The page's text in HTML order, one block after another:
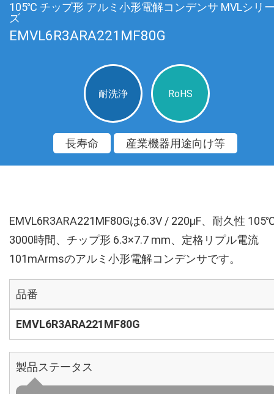
105℃ チップ形 アルミ小形電解コンデンサ MVLシリ
ズ
EMVL6R3ARA221MF80G
耐洗浄 RoHS
長寿命 産業機器用途向け等
EMVL6R3ARA221MF80Gは6.3V / 220µF、耐久性
3000時間、チップ形 6.3×7.7 mm、定格リプル電流
101mArmsのアルミ小形電解コンデンサです。
品番
EMVL6R3ARA221MF80G
製品ステータス